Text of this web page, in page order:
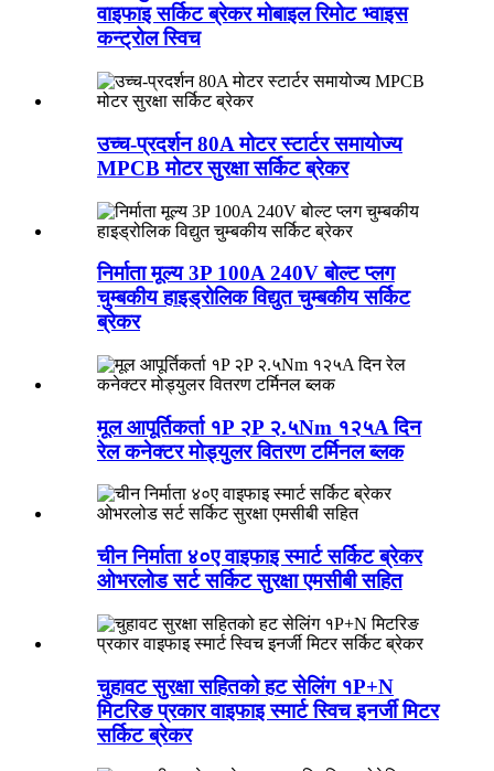
वाइफाइ सर्किट ब्रेकर मोबाइल रिमोट भ्वाइस
कन्ट्रोल स्विच
उच्च-प्रदर्शन 80A मोटर स्टार्टर समायोज्य
MPCB मोटर सुरक्षा सर्किट ब्रेकर
निर्माता मूल्य 3P 100A 240V बोल्ट प्लग
चुम्बकीय हाइड्रोलिक विद्युत चुम्बकीय सर्किट
ब्रेकर
मूल आपूर्तिकर्ता १P २P २.५Nm १२५A दिन
रेल कनेक्टर मोड्युलर वितरण टर्मिनल ब्लक
चीन निर्माता ४०ए वाइफाइ स्मार्ट सर्किट ब्रेकर
ओभरलोड सर्ट सर्किट सुरक्षा एमसीबी सहित
चुहावट सुरक्षा सहितको हट सेलिंग १P+N
मिटरिङ प्रकार वाइफाइ स्मार्ट स्विच इनर्जी मिटर
सर्किट ब्रेकर